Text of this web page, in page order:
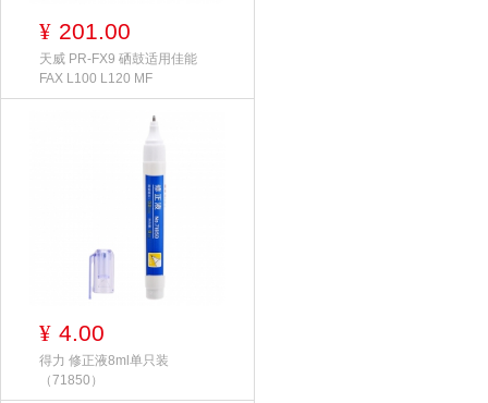
¥ 201.00
天威 PR-FX9 硒鼓适用佳能
FAX L100 L120 MF
¥ 4.00
得力 修正液8ml单只装
（71850）